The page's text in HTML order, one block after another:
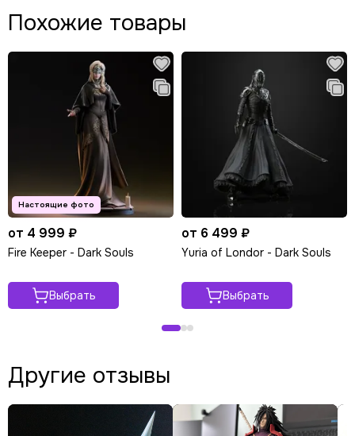
Похожие товары
от 4 999 ₽
Fire Keeper - Dark Souls
Выбрать
от 6 499 ₽
Yuria of Londor - Dark Souls
Выбрать
Другие отзывы